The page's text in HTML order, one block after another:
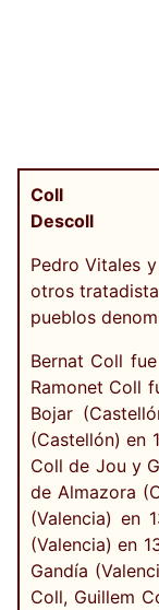
Coll
Descoll
Pedro Vitales
otros
pueblos
Bernat Coll
Ramonet Coll
Bojar
(Castellón) en
Coll de Jou y
de Almazora
(Valencia) en
(Valencia) en
Gandía
Coll, Guillem